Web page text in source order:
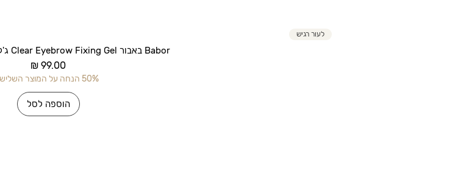
לעור רגיש
Babor באבור Clear Eyebrow Fixing Gel ג'ל הגבות שקוף מעצב
מחיר
50% הנחה על המוצר השלישי
הוספה לסל